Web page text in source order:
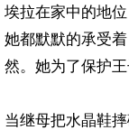
埃拉在家中的地
她都默默的承受
然。她为了保护
当继母把水晶鞋